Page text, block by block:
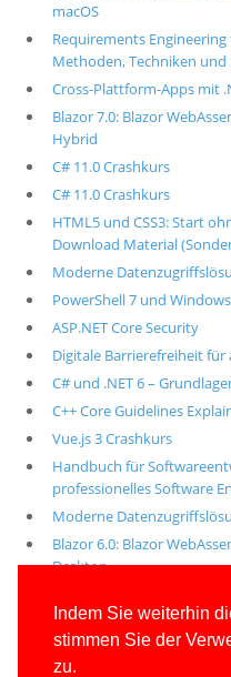
Indem Sie weiterhin
stimmen Sie der
zu.
macOS
Requirements
Methoden, Techniken und
Cross-Plattform-Apps mit
Blazor 7.0: Blazor
Hybrid
C# 11.0 Crashkurs
C# 11.0 Crashkurs
HTML5 und CSS3: Start
Download Material
Moderne
PowerShell 7 und
ASP.NET Core Security
Digitale Barrierefreiheit für
C# und .NET 6 –
C++ Core Guidelines
Vue.js 3 Crashkurs
Handbuch für
professionelles Software
Moderne
Blazor 6.0: Blazor
Desktop
Alle unsere aktuellen
E-Book-Abo für ab 99